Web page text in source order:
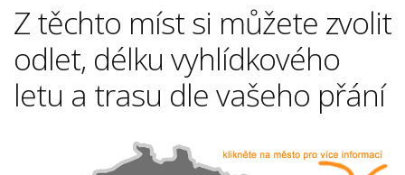
Z těchto míst si můžete zvolit
odlet, délku vyhlídkového
letu a trasu dle vašeho přání